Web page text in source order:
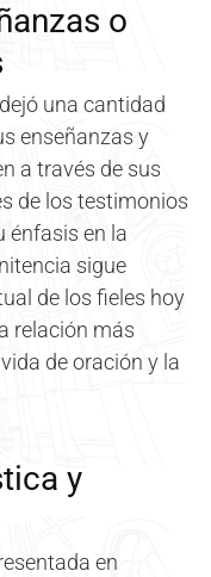
o
una cantidad
enseñanzas y
a través de sus
de los testimonios
énfasis en la
sigue
de los fieles hoy
relación más
de oración y la
y
en